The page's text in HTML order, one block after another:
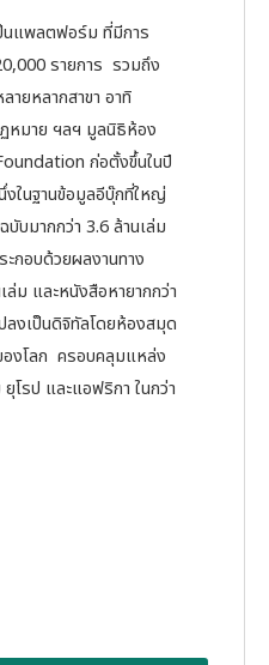
แพลตฟอร์ม ที่มีการ
รายการ รวมถึง
ยหลากสาขา อาทิ
หมาย ฯลฯ มูลนิธิห้อง
ก่อตั้งขึ้นในปี
งในฐานข้อมูลอีบุ๊กที่ใหญ่
บมากกว่า 3.6 ล้านเล่ม
กอบด้วยผลงานทาง
ล่ม และหนังสือหายากกว่า
ลงเป็นดิจิทัลโดยห้องสมุด
องโลก ครอบคลุมแหล่ง
โรป และแอฟริกา ในกว่า